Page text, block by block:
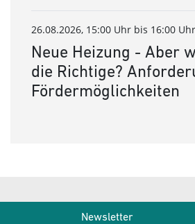
26.08.2026, 15:00 Uhr bis 16:00
Neue Heizung - Aber
die Richtige?
Fördermöglichkeiten
Newsletter